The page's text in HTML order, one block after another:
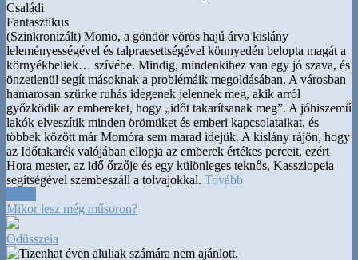
Családi
Fantasztikus
(Szinkronizált) Momo, a göndör vörös hajú árva kislány
leleményességével és talpraesettségével könnyedén belopta magát a
környékbeliek… szívébe. Mindig, mindenkihez van egy jó szava, és
önzetlenül segít másoknak a problémáik megoldásában. A városban
hamarosan szürke ruhás idegenek jelennek meg, akik arról
győzködik az embereket, hogy „időt takarítsanak meg”. A jóhiszemű
lakók elveszítik minden örömüket és emberi kapcsolataikat, és
többek között már Momóra sem marad idejük. A kislány rájön, hogy
az Időtakarék valójában ellopja az emberek értékes perceit, ezért
Hora mester, az idő őrzője és egy különleges teknős, Kassziopeia
segítségével szembeszáll a tolvajokkal. Tovább
Mikor lesz még műsoron?
Odüsszeia